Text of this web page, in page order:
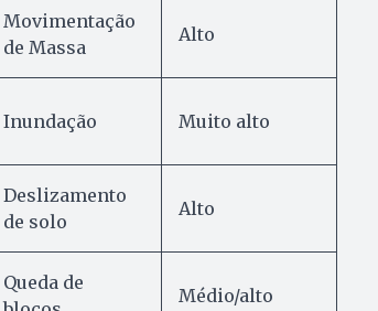
Movimentação
de Massa
Alto
Inundação Muito alto
Deslizamento
de solo
Alto
Queda de
Médio/alto